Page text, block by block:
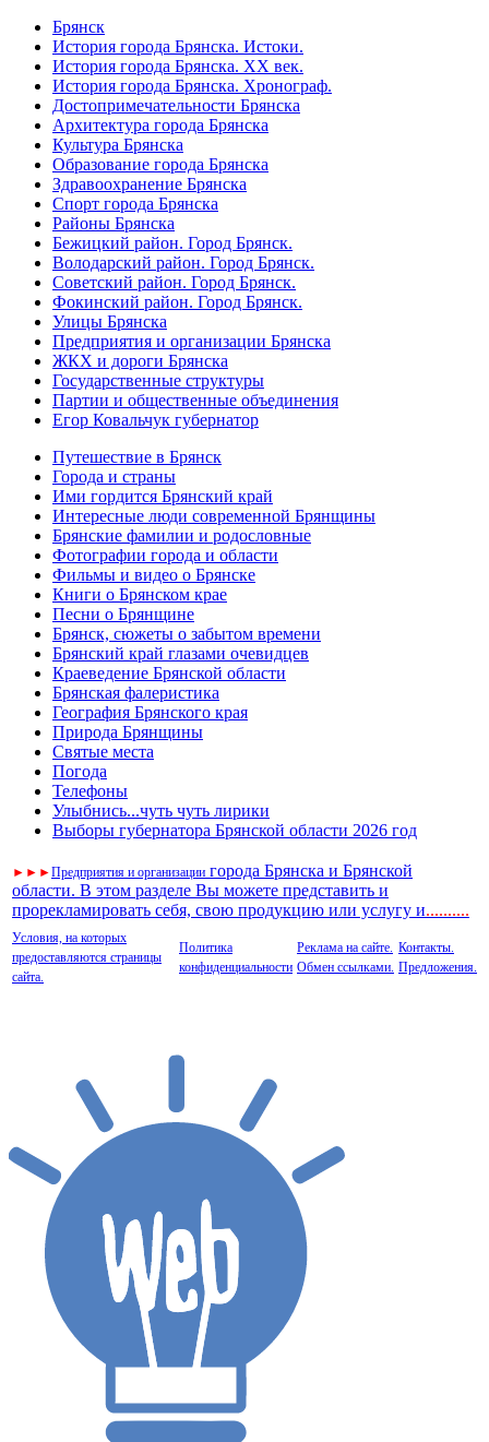
Брянск
История города Брянска. Истоки.
История города Брянска. XX век.
История города Брянска. Хронограф.
Достопримечательности Брянска
Архитектура города Брянска
Культура Брянска
Образование города Брянска
Здравоохранение Брянска
Спорт города Брянска
Районы Брянска
Бежицкий район. Город Брянск.
Володарский район. Город Брянск.
Советский район. Город Брянск.
Фокинский район. Город Брянск.
Улицы Брянска
Предприятия и организации Брянска
ЖКХ и дороги Брянска
Государственные структуры
Партии и общественные объединения
Егор Ковальчук губернатор
Путешествие в Брянск
Города и страны
Ими гордится Брянский край
Интересные люди современной Брянщины
Брянские фамилии и родословные
Фотографии города и области
Фильмы и видео о Брянске
Книги о Брянском крае
Песни о Брянщине
Брянск, сюжеты о забытом времени
Брянский край глазами очевидцев
Краеведение Брянской области
Брянская фалеристика
География Брянского края
Природа Брянщины
Святые места
Погода
Телефоны
Улыбнись...чуть чуть лирики
Выборы губернатора Брянской области 2026 год
► ► ►Предприятия и организации города Брянска и Брянской
области. В этом разделе Вы можете представить и
прорекламировать себя, свою продукцию или услугу и..........
Условия, на которых
предоставляются страницы
сайта.
Политика
конфиденциальности
Реклама на сайте.
Обмен ссылками.
Контакты.
Предложения.